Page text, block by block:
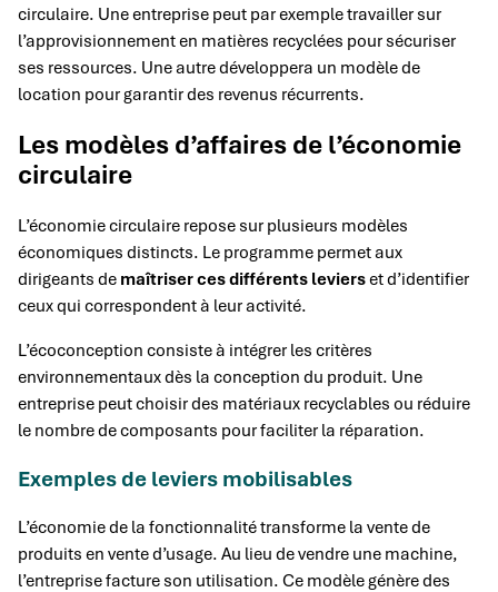
circulaire. Une entreprise peut par exemple travailler sur
l’approvisionnement en matières recyclées pour sécuriser
ses ressources. Une autre développera un modèle de
location pour garantir des revenus récurrents.
Les modèles d’affaires de l’économie
circulaire
L’économie circulaire repose sur plusieurs modèles
économiques distincts. Le programme permet aux
dirigeants de maîtriser ces différents levierset d’identifier
ceux qui correspondent à leur activité.
L’écoconception consiste à intégrer les critères
environnementaux dès la conception du produit. Une
entreprise peut choisir des matériaux recyclables ou réduire
le nombre de composants pour faciliter la réparation.
Exemples de leviers mobilisables
L’économie de la fonctionnalité transforme la vente de
produits en vente d’usage. Au lieu de vendre une machine,
l’entreprise facture son utilisation. Ce modèle génère des